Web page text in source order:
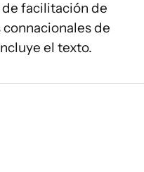
facilitación de
de
el texto.